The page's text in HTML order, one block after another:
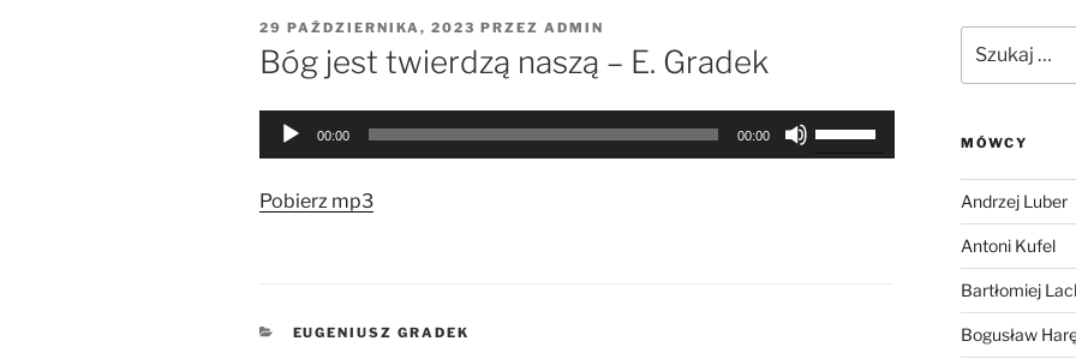
OPUBLIKOWANE
W
29 PAŹDZIERNIKA, 2023 PRZEZ ADMIN
Bóg jest twierdzą naszą – E. Gradek
Odtwarzacz
00:00 00:00
Pobierz mp3
KATEGORIE
EUGENIUSZ GRADEK
MÓWCY
Andrzej Luber
Antoni Kufel
Bartłomiej
Bogusław